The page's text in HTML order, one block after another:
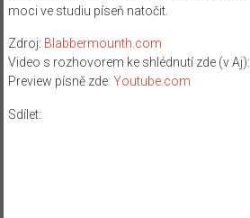
moci ve studiu píseň natočit.
Zdroj: Blabbermounth.com
Video s rozhovorem ke shlédnutí zde (v Aj):
Preview písně zde: Youtube.com
Sdílet: